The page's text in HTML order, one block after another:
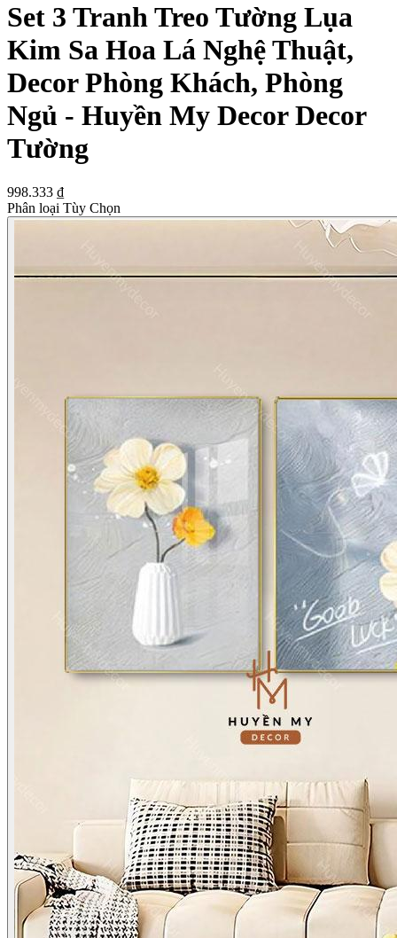
Set 3 Tranh Treo Tường Lụa
Kim Sa Hoa Lá Nghệ Thuật,
Decor Phòng Khách, Phòng
Ngủ - Huyền My Decor Decor
Tường
998.333 ₫
Phân loại Tùy Chọn